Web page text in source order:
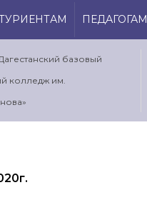
ПЕДАГОГАМ
базовый
колледж им.